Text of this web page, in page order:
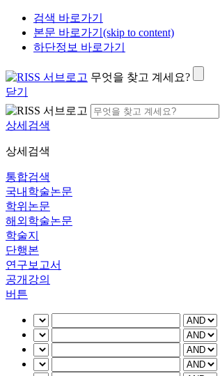
검색 바로가기
본문 바로가기(skip to content)
하단정보 바로가기
무엇을 찾고 계세요?
닫기
상세검색
상세검색
통합검색
국내학술논문
학위논문
해외학술논문
학술지
단행본
연구보고서
공개강의
버튼